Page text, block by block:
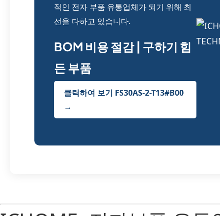
적인 전자 부품 유통업체가 되기 위해 최
선을 다하고 있습니다.
BOM 비용 절감 | 구하기 힘
든 부품
클릭하여 보기 FS30AS-2-T13#B00
→